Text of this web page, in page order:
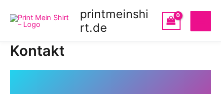
Inhalt
springen
printmeinshi
rt.de
Kontakt